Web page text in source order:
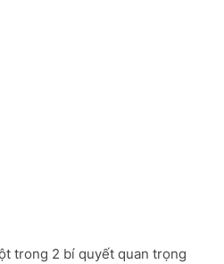
trong 2 bí quyết quan trọng